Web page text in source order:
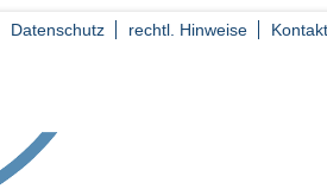
Datenschutz rechtl. Hinweise Kontakt